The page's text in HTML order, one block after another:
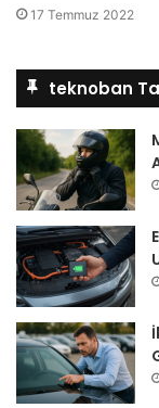
17 Temmuz 2022
teknoban